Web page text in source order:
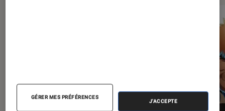
GÉRER MES PRÉFÉRENCES
J'ACCEPTE